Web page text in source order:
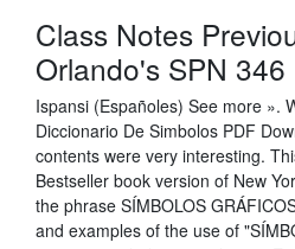
Class Notes
Orlando's SPN 346
Ispansi (Españoles) See more ».
Diccionario De Simbolos PDF
contents were very interesting.
Bestseller book version of New
the phrase SÍMBOLOS
and examples of the use of